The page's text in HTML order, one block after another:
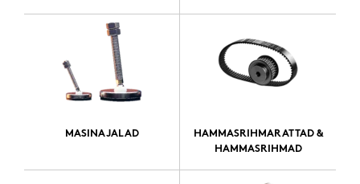
MASINAJALAD
HAMMASRIHMARATTAD &
HAMMASRIHMAD